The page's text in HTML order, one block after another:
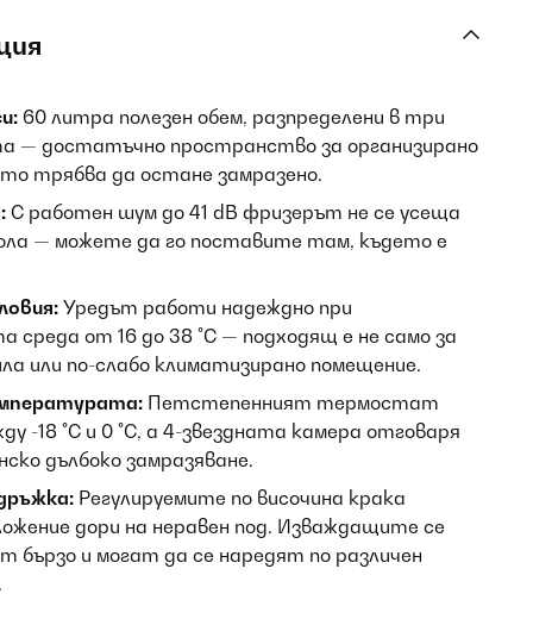
60 литра полезен обем, разпределени в три
— достатъчно пространство за организирано
трябва да остане замразено.
С работен шум до 41 dB фризерът не се усеща
— можете да го поставите там, където е
Уредът работи надеждно при
среда от 16 до 38 °C — подходящ е не само за
или по-слабо климатизирано помещение.
Петстепенният термостат
-18 °C и 0 °C, а 4-звездната камера отговаря
дълбоко замразяване.
Регулируемите по височина крака
дори на неравен под. Изваждащите се
бързо и могат да се наредят по различен